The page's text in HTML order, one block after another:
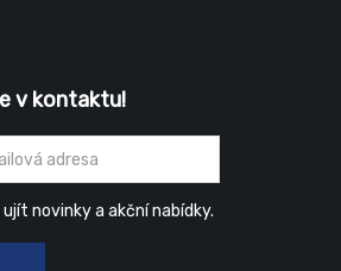
v kontaktu!
novinky a akční nabídky.